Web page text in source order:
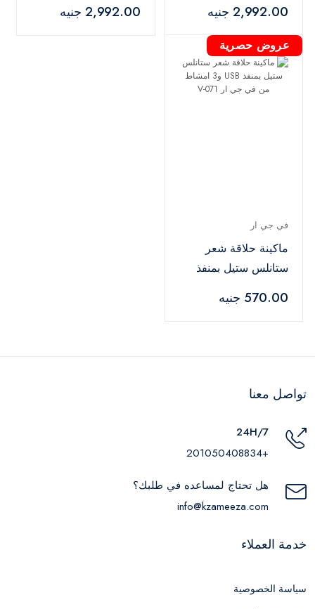
2,992.00 جنيه 2,992.00 جنيه
عروض حصرية
في جي ار
ماكينة حلاقة شعر
ستانلس ستيل بمنفذ
جي ار V-071
570.00 جنيه
تواصل معنا
24H/7
+201050408834
هل تحتاج لمساعده في طلبك؟
info@kzameeza.com
خدمة العملاء
سياسة الخصوصية